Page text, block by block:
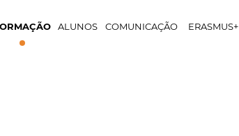
ALUNOS COMUNICAÇÃO ERASMUS+